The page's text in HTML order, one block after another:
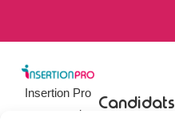
Insertion Pro
est une action
Candidats